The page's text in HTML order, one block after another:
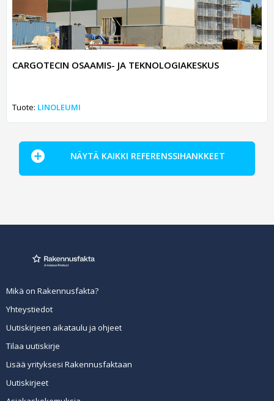
CARGOTECIN OSAAMIS- JA TEKNOLOGIAKESKUS
Tuote: LINOLEUMI
NÄYTÄ KAIKKI REFERENSSIHANKKEET
Mikä on Rakennusfakta?
Yhteystiedot
Uutiskirjeen aikataulu ja ohjeet
Tilaa uutiskirje
Lisää yrityksesi Rakennusfaktaan
Uutiskirjeet